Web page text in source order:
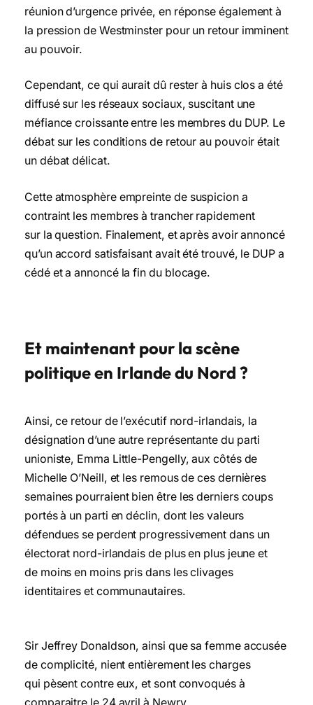
réunion d’urgence privée, en réponse également à
la pression de Westminster pour un retour imminent
au pouvoir.
Cependant, ce qui aurait dû rester à huis clos a été
diffusé sur les réseaux sociaux, suscitant une
méfiance croissante entre les membres du DUP. Le
débat sur les conditions de retour au pouvoir était
un débat délicat.
Cette atmosphère empreinte de suspicion a
contraint les membres à trancher rapidement
sur la question. Finalement, et après avoir annoncé
qu’un accord satisfaisant avait été trouvé, le DUP a
cédé et a annoncé la fin du blocage.
Et maintenant pour la scène
politique en Irlande du Nord ?
Ainsi, ce retour de l’exécutif nord-irlandais, la
désignation d’une autre représentante du parti
unioniste, Emma Little-Pengelly, aux côtés de
Michelle O’Neill, et les remous de ces dernières
semaines pourraient bien être les derniers coups
portés à un parti en déclin, dont les valeurs
défendues se perdent progressivement dans un
électorat nord-irlandais de plus en plus jeune et
de moins en moins pris dans les clivages
identitaires et communautaires.
Sir Jeffrey Donaldson, ainsi que sa femme accusée
de complicité, nient entièrement les charges
qui pèsent contre eux, et sont convoqués à